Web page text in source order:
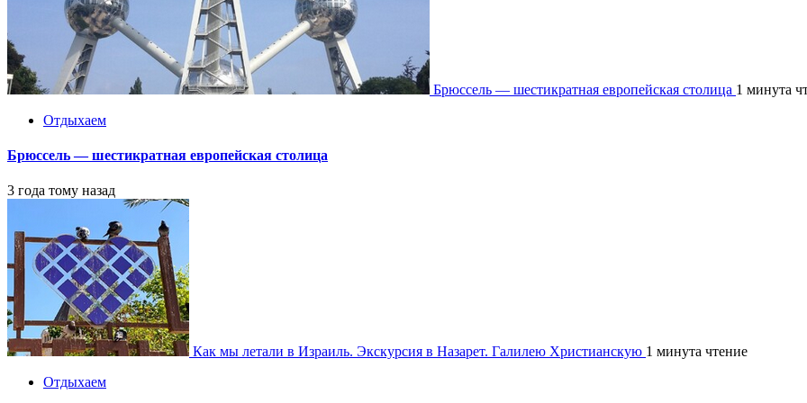
Брюссель — шестикратная европейская столица 1 минута
Отдыхаем
Брюссель — шестикратная европейская столица
3 года тому назад
Как мы летали в Израиль. Экскурсия в Назарет. Галилею Христианскую 1 минута чтение
Отдыхаем